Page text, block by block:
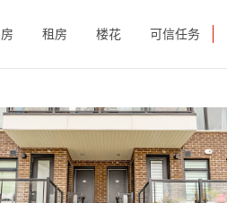
租房 楼花 可信任务